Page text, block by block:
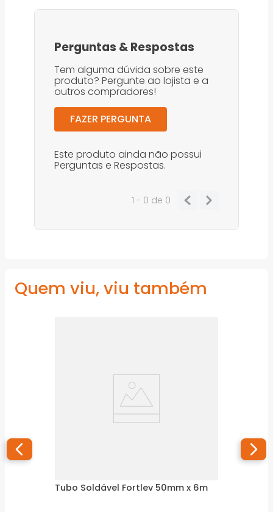
Perguntas &Respostas
Tem alguma dúvida sobre este
produto? Pergunte ao lojista e a
outros compradores!
FAZER PERGUNTA
Este produto ainda não possui
Perguntas e Respostas.
1 - 0 de 0
Quem viu, viu também
Tubo Soldável Fortlev 50mm x 6m